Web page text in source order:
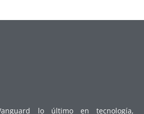
lo último en tecnología,